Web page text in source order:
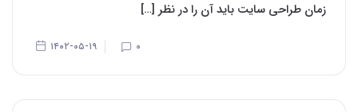
زمان طراحی سایت باید آن را در نظر […]
۰ ۱۴۰۲-۰۵-۱۹